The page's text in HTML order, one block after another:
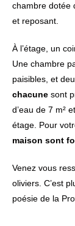
chambre dotée
et reposant.
À l’étage, un
Une chambre
paisibles, et
chacune sont
d’eau de 7 m²
étage. Pour
maison sont
Venez vous
oliviers. C’est
poésie de la